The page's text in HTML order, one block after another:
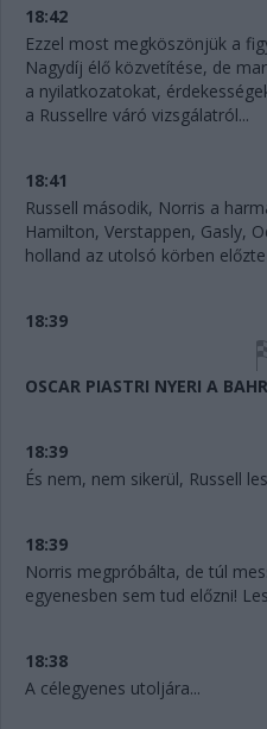
18:42
Ezzel most megköszönjük a
Nagydíj élő közvetítése, de
a nyilatkozatokat,
a Russellre váró vizsgálatról...
18:41
Russell második, Norris a
Hamilton, Verstappen, Gasly,
holland az utolsó körben
18:39
OSCAR PIASTRI NYERI A
18:39
És nem, nem sikerül, Russell
18:39
Norris megpróbálta, de túl
egyenesben sem tud előzni!
18:38
A célegyenes utoljára...